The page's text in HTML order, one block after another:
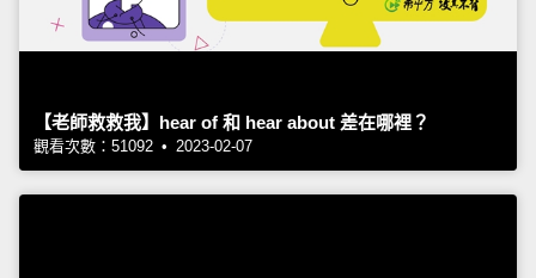
【老師救救我】hear of 和 hear about 差在哪裡？
觀看次數：51092 • 2023-02-07